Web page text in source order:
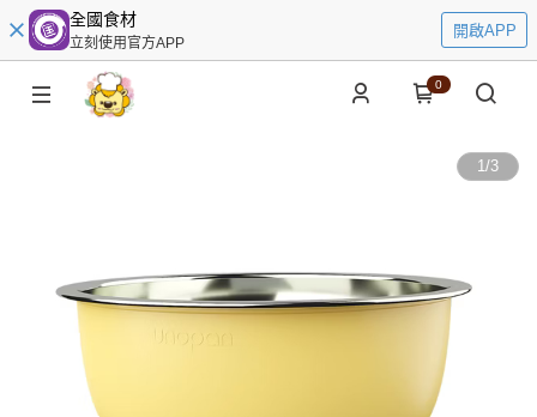
全國食材
立刻使用官方APP
開啟APP
0
1/3